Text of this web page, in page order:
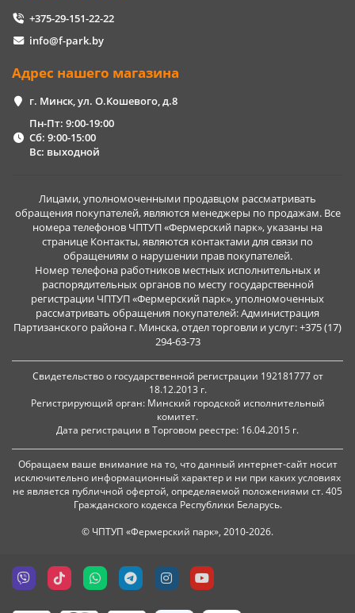
+375-29-151-22-22
info@f-park.by
Адрес нашего магазина
г. Минск, ул. О.Кошевого, д.8
Пн-Пт: 9:00-19:00
Сб: 9:00-15:00
Вс: выходной
Лицами, уполномоченными продавцом рассматривать
обращения покупателей, являются менеджеры по продажам. Все
номера телефонов ЧПТУП «Фермерский парк», указаны на
странице Контакты, являются контактами для связи по
обращениям о нарушении прав покупателей.
Номер телефона работников местных исполнительных и
распорядительных органов по месту государственной
регистрации ЧПТУП «Фермерский парк», уполномоченных
рассматривать обращения покупателей: Администрация
Партизанского района г. Минска, отдел торговли и услуг: +375 (17)
294-63-73
Свидетельство о государственной регистрации 192181777 от
18.12.2013 г.
Регистрирующий орган: Минский городской исполнительный
комитет.
Дата регистрации в Торговом реестре: 16.04.2015 г.
Обращаем ваше внимание на то, что данный интернет-сайт носит
исключительно информационный характер и ни при каких условиях
не является публичной офертой, определяемой положениями ст. 405
Гражданского кодекса Республики Беларусь.
© ЧПТУП «Фермерский парк», 2010-2026.